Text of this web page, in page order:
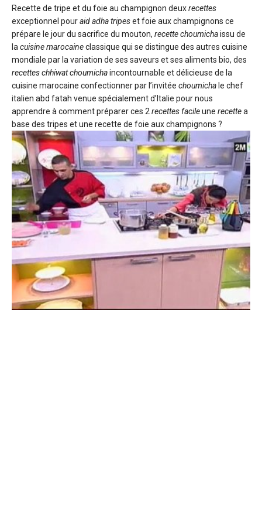
Recette de tripe et du foie au champignon deuxrecettes
exceptionnel pouraid adhatripeset foie aux champignons ce
prépare le jour du sacrifice du mouton, recette choumichaissu de
lacuisine marocaineclassique qui se distingue des autres cuisine
mondiale par la variation de ses saveurs et ses aliments bio, des
recetteschhiwat choumichaincontournable et délicieuse de la
cuisine marocaine confectionner par l’invitée choumicha le chef
italien abd fatah venue spécialement d’Italie pour nous
apprendre à comment préparer ces 2recettes facileune recettea
base des tripes et une recette de foie aux champignons ?